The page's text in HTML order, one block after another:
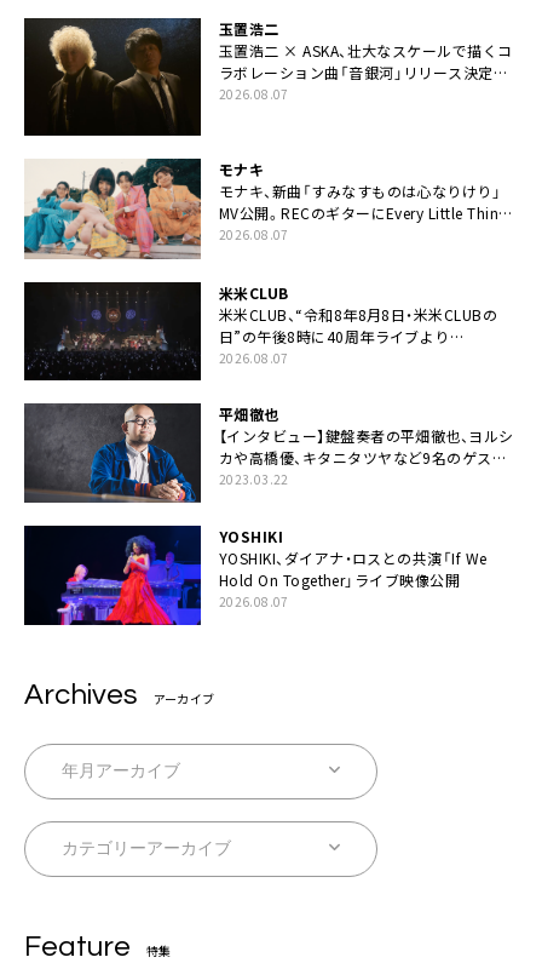
玉置浩二
玉置浩二 × ASKA、壮大なスケールで描くコ
ラボレーション曲「音銀河」リリース決定。
カップリングには新曲「命の宿り」収録も
2026.08.07
モナキ
モナキ、新曲「すみなすものは心なりけり」
MV公開。RECのギターにEvery Little Thing・
伊藤一朗参加も
2026.08.07
米米CLUB
米米CLUB、“令和8年8月8日・米米CLUBの
日”の午後8時に40周年ライブより
「FANtachy medley」を88年限定公開
2026.08.07
平畑徹也
【インタビュー】鍵盤奏者の平畑徹也、ヨルシ
カや高橋優、キタニタツヤなど9名のゲスト
を迎えた初アルバムに音楽人生の総括「自分
2023.03.22
YOSHIKI
YOSHIKI、ダイアナ・ロスとの共演「If We
Hold On Together」ライブ映像公開
2026.08.07
Archives アーカイブ
Feature 特集